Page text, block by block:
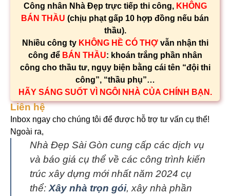
Công nhân Nhà Đẹp trực tiếp thi công, KHÔNG
BÁN THẦU (chịu phạt gấp 10 hợp đồng nếu bán
thầu).
Nhiều công ty KHÔNG HỀ CÓ THỢvẫn nhận thi
công để BÁN THẦU: khoán trắng phần nhân
công cho thầu tư, ngụy biện bằng cái tên “đội thi
công”, “thầu phụ”…
HÃY SÁNG SUỐT VÌ NGÔI NHÀ CỦA CHÍNH BẠN.
Liên hệ
Inbox ngay cho chúng tôi để được hỗ trợ tư vấn cụ thể!
Ngoài ra,
Nhà Đẹp Sài Gòn cung cấp các dịch vụ
và báo giá cụ thể về các công trình kiến
trúc xây dựng mới nhất năm 2024 cụ
thể: Xây nhà trọn gói, xây nhà phần